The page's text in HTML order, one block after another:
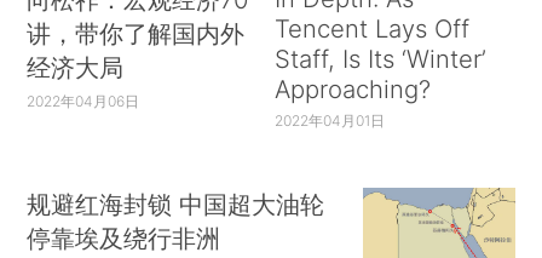
讲，带你了解国内外
经济大局
2022年04月06日
Tencent Lays Off
Staff, Is Its ‘Winter’
Approaching?
2022年04月01日
规避红海封锁 中国超大油轮
停靠埃及绕行非洲